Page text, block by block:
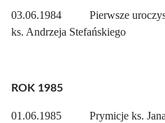
03.06.1984 Pierwsze
ks. Andrzeja Stefańskiego
ROK 1985
01.06.1985 Prymicje ks. Jana